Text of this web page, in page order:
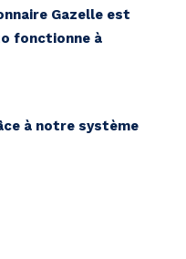
Gazelle est
fonctionne à
à notre système